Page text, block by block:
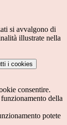
si avvalgono di
illustrate nella
i cookies
consentire.
della
potete